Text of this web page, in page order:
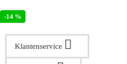
-14 %
Klantenservice